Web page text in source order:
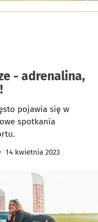
- adrenalina,
pojawia się w
spotkania
14 kwietnia 2023